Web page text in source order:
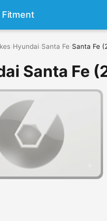
Fitment
Hyundai Santa Fe Santa Fe
Santa Fe